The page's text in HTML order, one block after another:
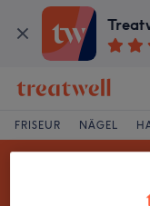
FRISEUR NÄGEL